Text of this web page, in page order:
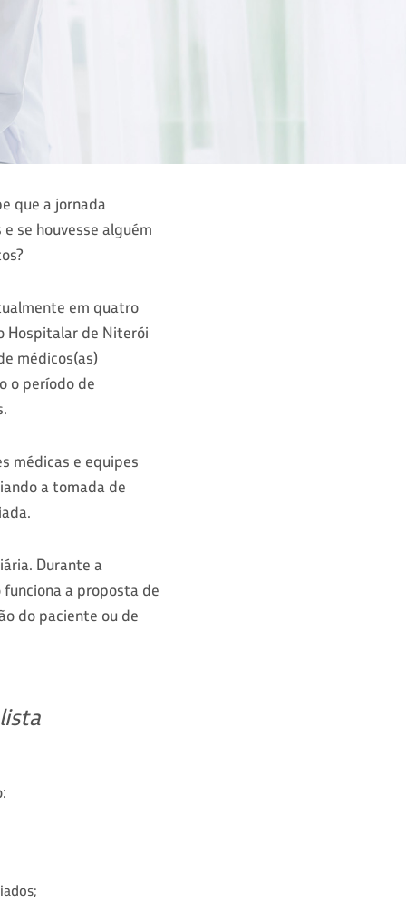
que a jornada
se houvesse alguém
em quatro
Hospitalar de Niterói
médicos(as)
o período de
médicas e equipes
a tomada de
Durante a
a proposta de
do paciente ou de